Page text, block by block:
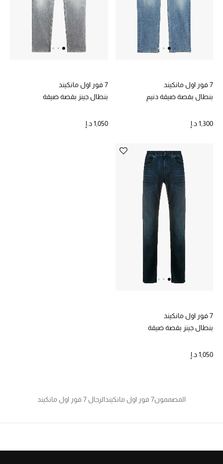
حصريات
مستلزمات المنزل
مصممة لتدوم وتتجاوز صيحات الموسم
تسوقوا توتيمي
7 فور اول مانكيند
بنطال بقصة ضيقة دنيم
1,300 د.إ
7 فور اول مانكيند
بنطال جينز بقصة ضيقة
1,050 د.إ
7 فور اول مانكيند
بنطال جينز بقصة ضيقة
1,050 د.إ
المصممون7 فور اول مانكيند الرجال 7 فور اول مانكيند